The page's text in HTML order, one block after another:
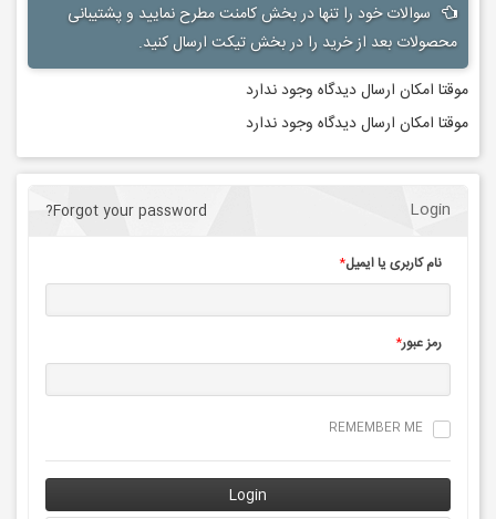
سوالات خود را تنها در بخش کامنت مطرح نمایید و پشتیبانی
محصولات بعد از خرید را در بخش تیکت ارسال کنید.
موقتا امکان ارسال دیدگاه وجود ندارد
موقتا امکان ارسال دیدگاه وجود ندارد
Login
Forgot your password?
نام کاربری یا ایمیل*
رمز عبور*
REMEMBER ME